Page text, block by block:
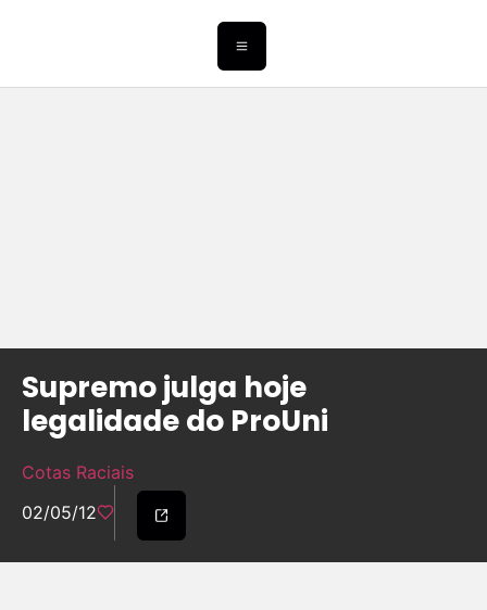
Supremo julga hoje
legalidade do ProUni
Cotas Raciais
02/05/12